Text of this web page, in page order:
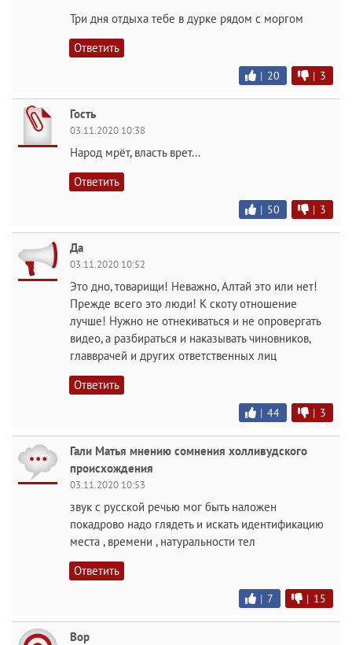
Три дня отдыха тебе в дурке рядом с моргом
Ответить
| 20 | 3
Гость
03.11.2020 10:38
Народ мрёт, власть врет...
Ответить
| 50 | 3
Да
03.11.2020 10:52
Это дно, товарищи! Неважно, Алтай это или нет!
Прежде всего это люди! К скоту отношение
лучше! Нужно не отнекиваться и не опровергать
видео, а разбираться и наказывать чиновников,
главврачей и других ответственных лиц
Ответить
| 44 | 3
Гали Матья мнению сомнения холливудского
происхождения
03.11.2020 10:53
звук с русской речью мог быть наложен
покадрово надо глядеть и искать идентификацию
места , времени , натуральности тел
Ответить
| 7 | 15
Вор